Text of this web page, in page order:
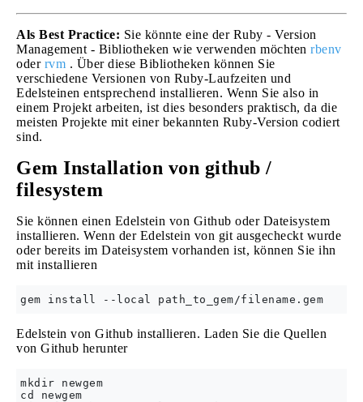
Als Best Practice: Sie könnte eine der Ruby - Version
Management - Bibliotheken wie verwenden möchten rbenv
oder rvm . Über diese Bibliotheken können Sie
verschiedene Versionen von Ruby-Laufzeiten und
Edelsteinen entsprechend installieren. Wenn Sie also in
einem Projekt arbeiten, ist dies besonders praktisch, da die
meisten Projekte mit einer bekannten Ruby-Version codiert
sind.
Gem Installation von github /
filesystem
Sie können einen Edelstein von Github oder Dateisystem
installieren. Wenn der Edelstein von git ausgecheckt wurde
oder bereits im Dateisystem vorhanden ist, können Sie ihn
mit installieren
Edelstein von Github installieren. Laden Sie die Quellen
von Github herunter
mkdir newgem
cd newgem